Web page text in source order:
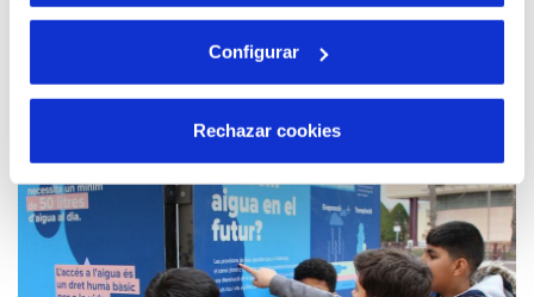
Configurar
Rechazar cookies